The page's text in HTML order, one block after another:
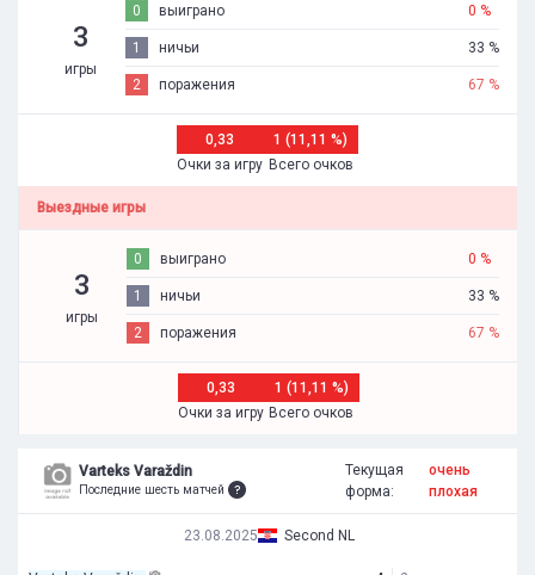
3
игры
0 выиграно 0 %
1 ничьи 33 %
2 поражения 67 %
0,33
Очки за игру
1 (11,11 %)
Всего очков
Выездные игры
3
игры
0 выиграно 0 %
1 ничьи 33 %
2 поражения 67 %
0,33
Очки за игру
1 (11,11 %)
Всего очков
Varteks Varaždin
Последние шесть матчей
Текущая
форма:
очень
плохая
23.08.2025 Second NL